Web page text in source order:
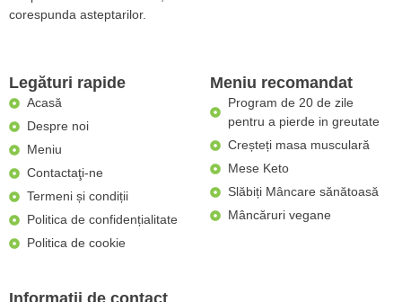
corespunda asteptarilor.
Legături rapide
Acasă
Despre noi
Meniu
Contactaţi-ne
Termeni și condiții
Politica de confidențialitate
Politica de cookie
Meniu recomandat
Program de 20 de zile
pentru a pierde in greutate
Creșteți masa musculară
Mese Keto
Slăbiți Mâncare sănătoasă
Mâncăruri vegane